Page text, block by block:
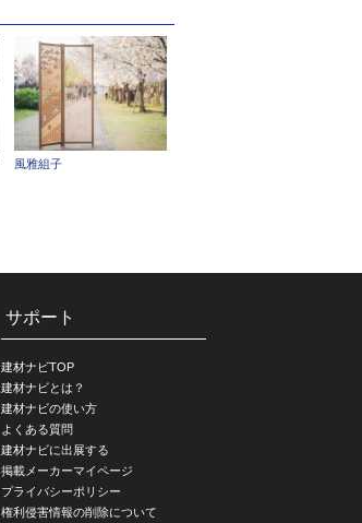
風雅組子
サポート
建材ナビTOP
建材ナビとは？
建材ナビの使い方
よくある質問
建材ナビに出展する
掲載メーカーマイページ
プライバシーポリシー
権利侵害情報の削除について